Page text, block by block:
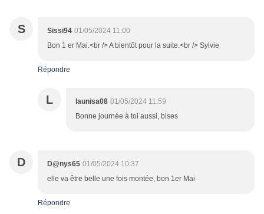
S Sissi94 01/05/2024 11:00
Bon 1 er Mai.<br /> A bientôt pour la suite.<br /> Sylvie
Répondre
L launisa08 01/05/2024 11:59
Bonne journée à toi aussi, bises
D D@nys65 01/05/2024 10:37
elle va être belle une fois montée, bon 1er Mai
Répondre